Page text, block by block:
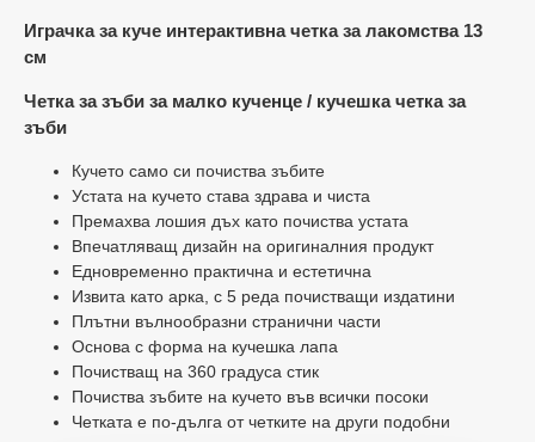
Играчка за куче интерактивна четка за лакомства 13
см
Четка за зъби за малко кученце / кучешка четка за
зъби
Кучето само си почиства зъбите
Устата на кучето става здрава и чиста
Премахва лошия дъх като почиства устата
Впечатляващ дизайн на оригиналния продукт
Едновременно практична и естетична
Извита като арка, с 5 реда почистващи издатини
Плътни вълнообразни странични части
Основа с форма на кучешка лапа
Почистващ на 360 градуса стик
Почиства зъбите на кучето във всички посоки
Четката е по-дълга от четките на други подобни